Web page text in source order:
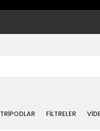
TRİPODLAR FİLTRELER